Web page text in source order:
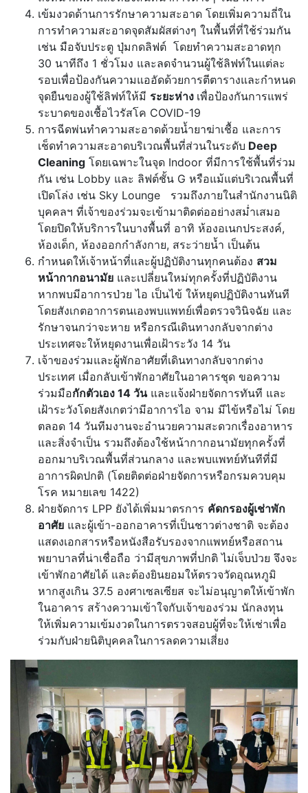
เข้มงวดด้านการรักษาความสะอาด โดยเพิ่มความถี่ใน
การทำความสะอาดจุดสัมผัสต่างๆ ในพื้นที่ที่ใช้ร่วมกัน
เช่น มือจับประตู ปุ่มกดลิฟต์ โดยทำความสะอาดทุก
30 นาทีถึง 1 ชั่วโมง และลดจำนวนผู้ใช้ลิฟท์ในแต่ละ
รอบเพื่อป้องกันความแออัดด้วยการตีตารางและกำหนด
จุดยืนของผู้ใช้ลิฟท์ให้มี ระยะห่าง เพื่อป้องกันการแพร่
ระบาดของเชื้อไวรัสโค COVID-19
การฉีดพ่นทำความสะอาดด้วยน้ำยาฆ่าเชื้อ และการ
เช็ดทำความสะอาดบริเวณพื้นที่ส่วนในระดับ Deep
Cleaning โดยเฉพาะในจุด Indoor ที่มีการใช้พื้นที่ร่วม
กัน เช่น Lobby และ ลิฟต์ชั้น G หรือแม้แต่บริเวณพื้นที่
เปิดโล่ง เช่น Sky Lounge รวมถึงภายในสำนักงานนิติ
บุคคลฯ ที่เจ้าของร่วมจะเข้ามาติดต่ออย่างสม่ำเสมอ
โดยปิดให้บริการในบางพื้นที่ อาทิ ห้องอเนกประสงค์,
ห้องเด็ก, ห้องออกกำลังกาย, สระว่ายน้ำ เป็นต้น
กำหนดให้เจ้าหน้าที่และผู้ปฏิบัติงานทุกคนต้อง สวม
หน้ากากอนามัย และเปลี่ยนใหม่ทุกครั้งที่ปฏิบัติงาน
หากพบมีอาการป่วย ไอ เป็นไข้ ให้หยุดปฏิบัติงานทันที
โดยสังเกตอาการตนเองพบแพทย์เพื่อตรวจวินิจฉัย และ
รักษาจนกว่าจะหาย หรือกรณีเดินทางกลับจากต่าง
ประเทศจะให้หยุดงานเพื่อเฝ้าระวัง 14 วัน
เจ้าของร่วมและผู้พักอาศัยที่เดินทางกลับจากต่าง
ประเทศ เมื่อกลับเข้าพักอาศัยในอาคารชุด ขอความ
ร่วมมือกักตัวเอง 14 วันและแจ้งฝ่ายจัดการทันที และ
เฝ้าระวังโดยสังเกตว่ามีอาการไอ จาม มีไข้หรือไม่ โดย
ตลอด 14 วันทีมงานจะอำนวยความสะดวกเรื่องอาหาร
และสิ่งจำเป็น รวมถึงต้องใช้หน้ากากอนามัยทุกครั้งที่
ออกมาบริเวณพื้นที่ส่วนกลาง และพบแพทย์ทันทีที่มี
อาการผิดปกติ (โดยติดต่อฝ่ายจัดการหรือกรมควบคุม
โรค หมายเลข 1422)
ฝ่ายจัดการ LPP ยังได้เพิ่มมาตรการ คัดกรองผู้เช่าพัก
อาศัย และผู้เข้า-ออกอาคารที่เป็นชาวต่างชาติ จะต้อง
แสดงเอกสารหรือหนังสือรับรองจากแพทย์หรือสถาน
พยาบาลที่น่าเชื่อถือ ว่ามีสุขภาพที่ปกติ ไม่เจ็บป่วย จึงจะ
เข้าพักอาศัยได้ และต้องยินยอมให้ตรวจวัดอุณหภูมิ
หากสูงเกิน 37.5 องศาเซลเซียส จะไม่อนุญาตให้เข้าพัก
ในอาคาร สร้างความเข้าใจกับเจ้าของร่วม นักลงทุน
ให้เพิ่มความเข้มงวดในการตรวจสอบผู้ที่จะให้เช่าเพื่อ
ร่วมกับฝ่ายนิติบุคคลในการลดความเสี่ยง